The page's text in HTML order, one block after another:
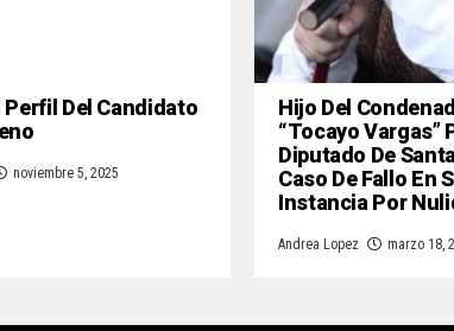
Perfil Del Candidato
noviembre 5, 2025
Hijo Del
“Tocayo Vargas”
Diputado De
Caso De Fallo En
Instancia Por
Andrea Lopez marzo 18,